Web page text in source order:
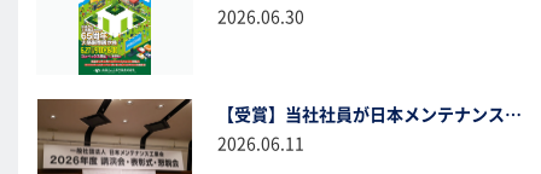
2026.06.30
【受賞】当社社員が日本メンテナンス工業会より「メンテナンススペシャリスト」として表彰されました
2026.06.11